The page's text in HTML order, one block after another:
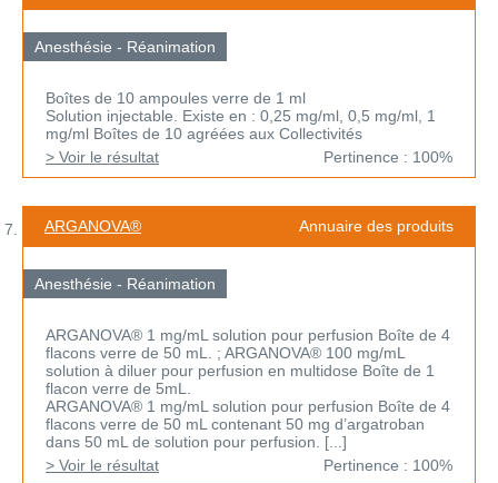
Anesthésie - Réanimation
Boîtes de 10 ampoules verre de 1 ml
Solution injectable. Existe en : 0,25 mg/ml, 0,5 mg/ml, 1
mg/ml Boîtes de 10 agréées aux Collectivités
> Voir le résultat
Pertinence : 100%
ARGANOVA® Annuaire des produits
Anesthésie - Réanimation
ARGANOVA® 1 mg/mL solution pour perfusion Boîte de 4
flacons verre de 50 mL. ; ARGANOVA® 100 mg/mL
solution à diluer pour perfusion en multidose Boîte de 1
flacon verre de 5mL.
ARGANOVA® 1 mg/mL solution pour perfusion Boîte de 4
flacons verre de 50 mL contenant 50 mg d’argatroban
dans 50 mL de solution pour perfusion. [...]
> Voir le résultat
Pertinence : 100%